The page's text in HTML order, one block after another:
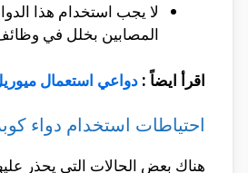
لا يجب استخدام هذا
المصابين بخلل في
اقرأ ايضاً : دواعي استعمال
احتياطات استخدام دواء
هناك بعض الحالات التي يحذر